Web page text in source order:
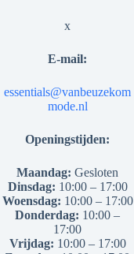
x
E-mail:
essentials@vanbeuzekom
mode.nl
Openingstijden:
Maandag: Gesloten
Dinsdag: 10:00 – 17:00
Woensdag: 10:00 – 17:00
Donderdag: 10:00 –
17:00
Vrijdag: 10:00 – 17:00